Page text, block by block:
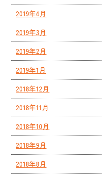
2019年4月
2019年3月
2019年2月
2019年1月
2018年12月
2018年11月
2018年10月
2018年9月
2018年8月